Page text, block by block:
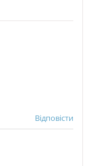
Відповісти